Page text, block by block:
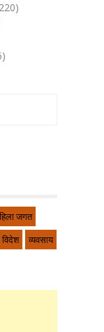
जगत
विदेश
व्यवसाय